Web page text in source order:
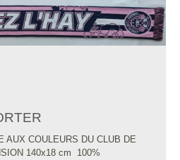
AUX COULEURS DU CLUB DE
140x18 cm 100%